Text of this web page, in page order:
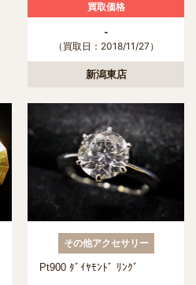
買取価格
-
（買取日：2018/11/27）
新潟東店
その他アクセサリー
Pt900 ﾀﾞｲﾔﾓﾝﾄﾞ ﾘﾝｸﾞ